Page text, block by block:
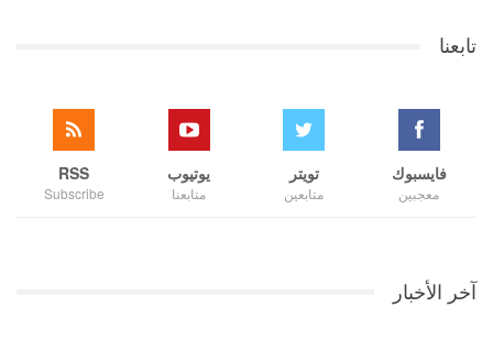
تابعنا
فايسبوك
معجبين
تويتر
متابعين
يوتيوب
متابعنا
RSS
Subscribe
آخر الأخبار